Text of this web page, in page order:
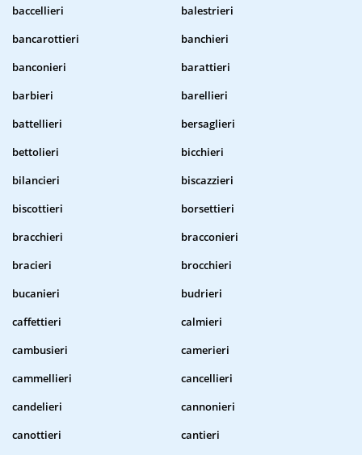
baccellieri
balestrieri
bancarottieri
banchieri
banconieri
barattieri
barbieri
barellieri
battellieri
bersaglieri
bettolieri
bicchieri
bilancieri
biscazzieri
biscottieri
borsettieri
bracchieri
bracconieri
bracieri
brocchieri
bucanieri
budrieri
caffettieri
calmieri
cambusieri
camerieri
cammellieri
cancellieri
candelieri
cannonieri
canottieri
cantieri